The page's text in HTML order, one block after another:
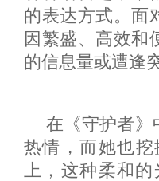
的表达方式。面
因繁盛、高效和
的信息量或遭逢
在《守护者》
热情，而她也
上，这种柔和